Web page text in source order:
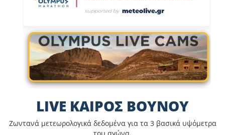
LIVE ΚΑΙΡΟΣ ΒΟΥΝΟΥ
Ζωντανά μετεωρολογικά δεδομένα για τα 3 βασικά υψόμετρα